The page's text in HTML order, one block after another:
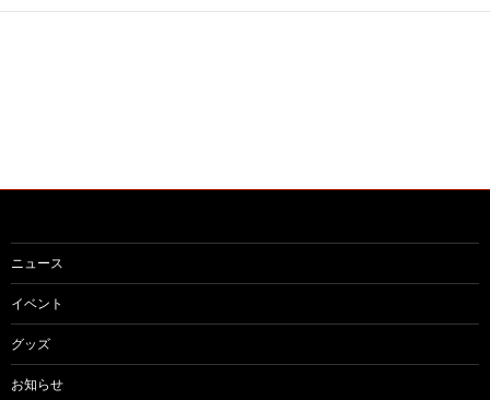
ニュース
イベント
グッズ
お知らせ